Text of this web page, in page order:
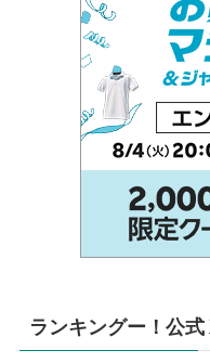
ランキングー！公式